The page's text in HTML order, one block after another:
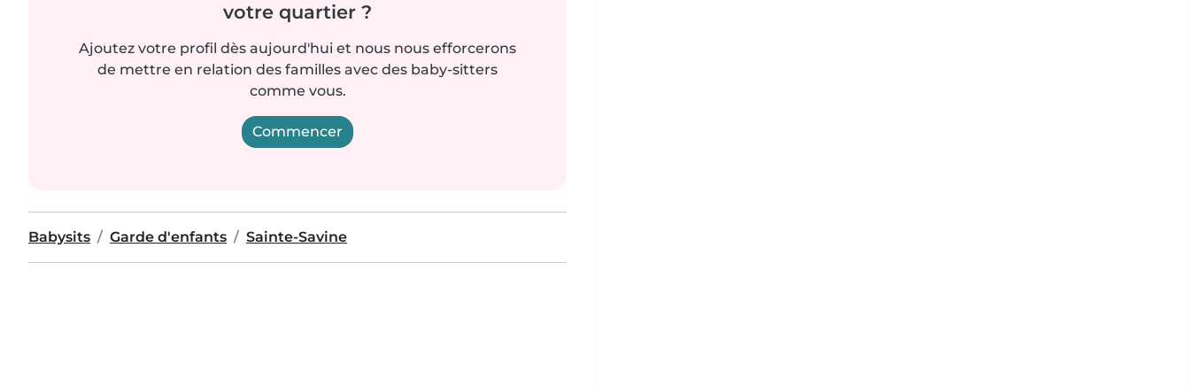
votre quartier ?
Ajoutez votre profil dès aujourd'hui et nous nous efforcerons
de mettre en relation des familles avec des baby-sitters
comme vous.
Commencer
Babysits Garde d'enfants Sainte-Savine